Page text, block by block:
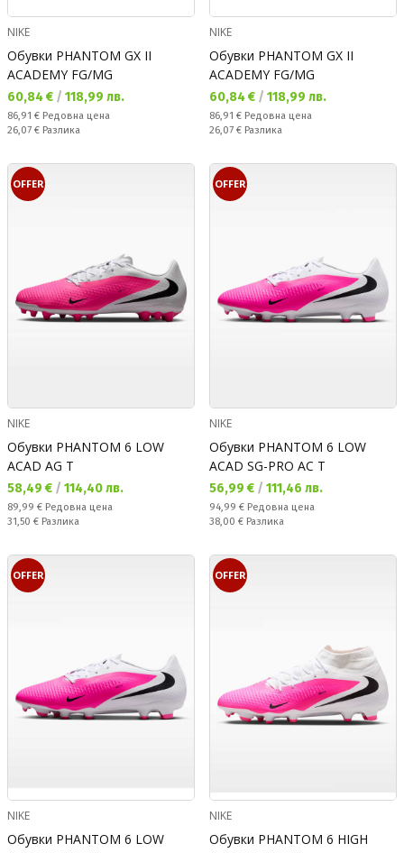
NIKE
Обувки PHANTOM GX II
ACADEMY FG/MG
Текуща цена:
60,84 € / 118,99 лв.
Редовна цена:
86,91 € Редовна цена
Спестявате:
26,07 € Разлика
NIKE
Обувки PHANTOM GX II
ACADEMY FG/MG
Текуща цена:
60,84 € / 118,99 лв.
Редовна цена:
86,91 € Редовна цена
Спестявате:
26,07 € Разлика
OFFER
NIKE
Обувки PHANTOM 6 LOW
ACAD AG T
Текуща цена:
58,49 € / 114,40 лв.
Редовна цена:
89,99 € Редовна цена
Спестявате:
31,50 € Разлика
OFFER
NIKE
Обувки PHANTOM 6 LOW
ACAD SG-PRO AC T
Текуща цена:
56,99 € / 111,46 лв.
Редовна цена:
94,99 € Редовна цена
Спестявате:
38,00 € Разлика
OFFER
NIKE
Обувки PHANTOM 6 LOW
OFFER
NIKE
Обувки PHANTOM 6 HIGH